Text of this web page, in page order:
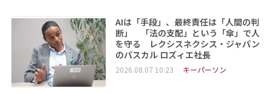
AIは「手段」、最終責任は「人間の判
断」 「法の支配」という「傘」で人
を守る レクシスネクシス・ジャパン
のパスカル ロズィエ社長
2026.08.07 10:23 キーパーソン